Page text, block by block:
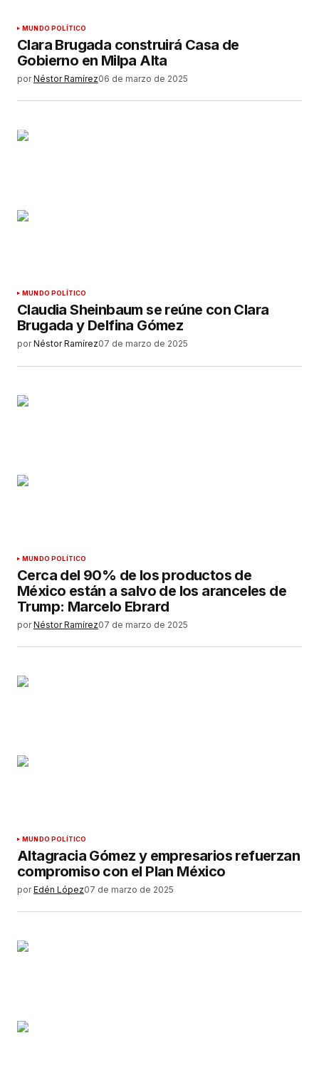
MUNDO POLÍTICO
Clara Brugada construirá Casa de
Gobierno en Milpa Alta
por Néstor Ramírez06 de marzo de 2025
MUNDO POLÍTICO
Claudia Sheinbaum se reúne con Clara
Brugada y Delfina Gómez
por Néstor Ramírez07 de marzo de 2025
MUNDO POLÍTICO
Cerca del 90% de los productos de
México están a salvo de los aranceles de
Trump: Marcelo Ebrard
por Néstor Ramírez07 de marzo de 2025
MUNDO POLÍTICO
Altagracia Gómez y empresarios refuerzan
compromiso con el Plan México
por Edén López07 de marzo de 2025